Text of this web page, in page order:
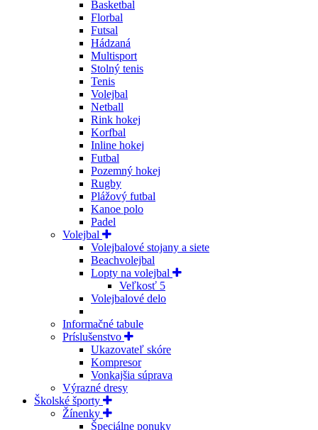
Basketbal
Florbal
Futsal
Hádzaná
Multisport
Stolný tenis
Tenis
Volejbal
Netball
Rink hokej
Korfbal
Inline hokej
Futbal
Pozemný hokej
Rugby
Plážový futbal
Kanoe polo
Padel
Volejbal
Volejbalové stojany a siete
Beachvolejbal
Lopty na volejbal
Veľkosť 5
Volejbalové delo
Informačné tabule
Príslušenstvo
Ukazovateľ skóre
Kompresor
Vonkajšia súprava
Výrazné dresy
Školské športy
Žínenky
Špeciálne ponuky